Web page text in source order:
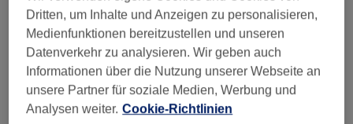
Mittwoch
10:00–20:00
Donnerstag
10:00–20:00
Freitag
10:00–20:00
Samstag
10:00–20:00
Sonntag
Geschlossen
Dritten, um Inhalte und Anzeigen zu personalisieren,
Medienfunktionen bereitzustellen und unseren
Datenverkehr zu analysieren. Wir geben auch
Informationen über die Nutzung unserer Webseite an
unsere Partner für soziale Medien, Werbung und
Analysen weiter. Cookie-Richtlinien